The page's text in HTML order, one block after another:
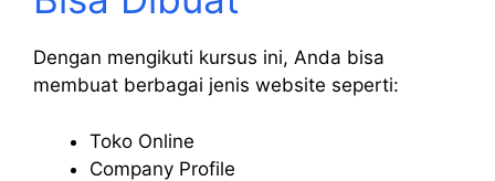
Dengan mengikuti kursus ini, Anda bisa
membuat berbagai jenis website seperti:
Toko Online
Company Profile